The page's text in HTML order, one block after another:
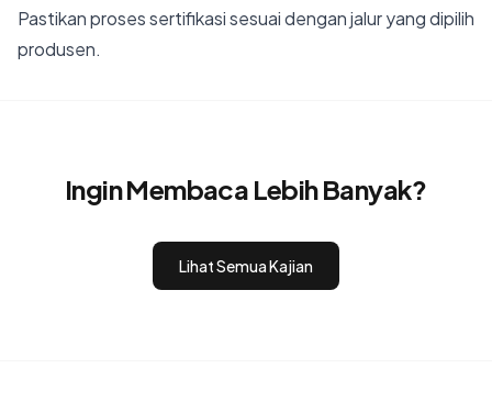
Pastikan proses sertifikasi sesuai dengan jalur yang dipilih
produsen.
Ingin Membaca Lebih Banyak?
Lihat Semua Kajian